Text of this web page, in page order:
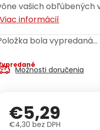
vašich obľúbených
Viac informácií
bola vypredaná…
Možnosti doručenia
€5,29
€4,30 bez DPH